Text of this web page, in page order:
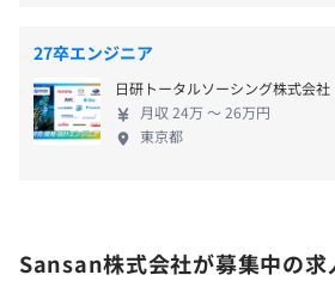
でも簡単にデジタル名刺を渡すこ
Eightで交換したデジタル名刺は、
などの情報が自動で更新されるの
スマートに把握できます。Eightは
供を通じて、これまで培ってき
27卒エンジニア
日研トータルソーシング株式会社
月収 24万 〜 26万円
東京都
Sansan株式会社が募集中の求